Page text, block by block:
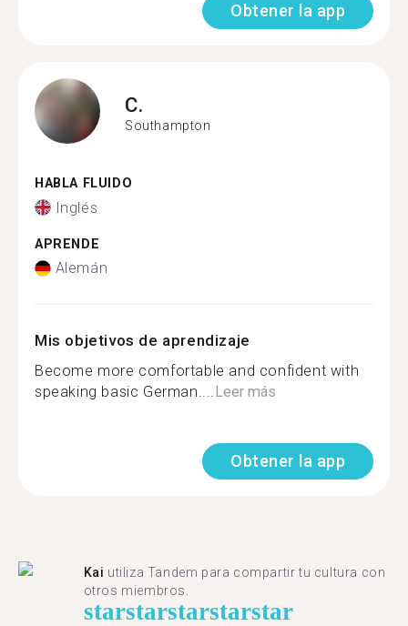
Obtener la app
C.
Southampton
HABLA FLUIDO
Inglés
APRENDE
Alemán
Mis objetivos de aprendizaje
Become more comfortable and confident with
speaking basic German....Leer más
Obtener la app
Kai utiliza Tandem para compartir tu cultura con
otros miembros.
starstarstarstarstar